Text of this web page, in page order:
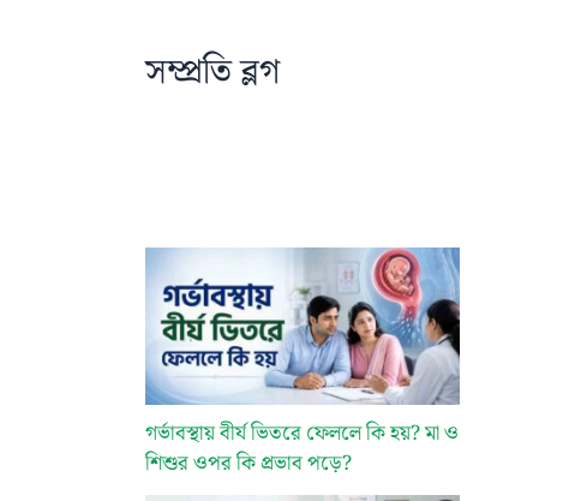
সম্প্রতি ব্লগ
গর্ভাবস্থায় বীর্য ভিতরে ফেললে কি হয়? মা ও
শিশুর ওপর কি প্রভাব পড়ে?